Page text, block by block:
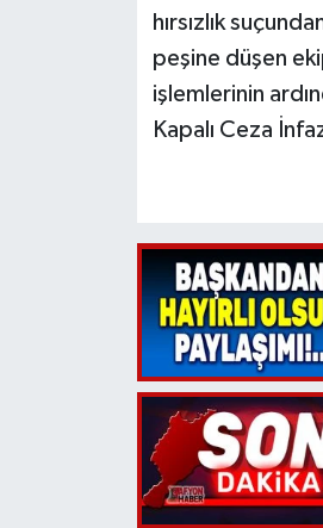
hırsızlık
peşine düşen
işlemlerinin
Kapalı Ceza